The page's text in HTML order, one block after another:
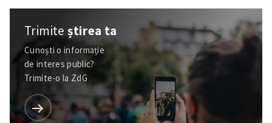
Trimite o informație
Despre ZdG
in English
на русском
Trimiteștirea ta
Cunoști o informație
de interes public?
Trimite-o la ZdG